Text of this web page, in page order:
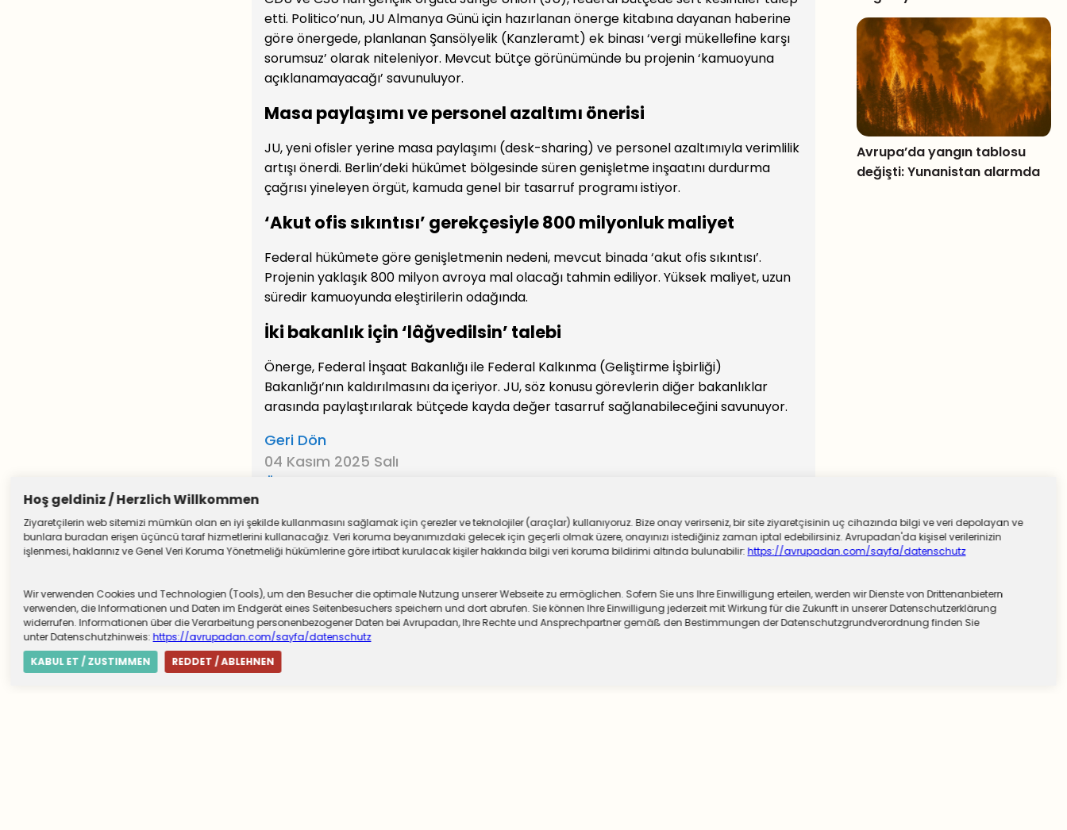
etti. Politico’nun, JU Almanya Günü için hazırlanan önerge kitabına dayanan haberine
göre önergede, planlanan Şansölyelik (Kanzleramt) ek binası ‘vergi mükellefine karşı
sorumsuz’ olarak niteleniyor. Mevcut bütçe görünümünde bu projenin ‘kamuoyuna
açıklanamayacağı’ savunuluyor.
Masa paylaşımı ve personel azaltımı önerisi
JU, yeni ofisler yerine masa paylaşımı (desk-sharing) ve personel azaltımıyla verimlilik
artışı önerdi. Berlin’deki hükûmet bölgesinde süren genişletme inşaatını durdurma
çağrısı yineleyen örgüt, kamuda genel bir tasarruf programı istiyor.
‘Akut ofis sıkıntısı’ gerekçesiyle 800 milyonluk maliyet
Federal hükûmete göre genişletmenin nedeni, mevcut binada ‘akut ofis sıkıntısı’.
Projenin yaklaşık 800 milyon avroya mal olacağı tahmin ediliyor. Yüksek maliyet, uzun
süredir kamuoyunda eleştirilerin odağında.
İki bakanlık için ‘lâğvedilsin’ talebi
Önerge, Federal İnşaat Bakanlığı ile Federal Kalkınma (Geliştirme İşbirliği)
Bakanlığı’nın kaldırılmasını da içeriyor. JU, söz konusu görevlerin diğer bakanlıklar
arasında paylaştırılarak bütçede kayda değer tasarruf sağlanabileceğini savunuyor.
Geri Dön
04 Kasım 2025 Salı
Önceki Yazılar
Avrupa’da yangın tablosu
değişti: Yunanistan alarmda
Hoş geldiniz / Herzlich Willkommen
Ziyaretçilerin web sitemizi mümkün olan en iyi şekilde kullanmasını sağlamak için çerezler ve teknolojiler (araçlar) kullanıyoruz. Bize onay verirseniz, bir site ziyaretçisinin uç cihazında bilgi ve veri depolayan ve
bunlara buradan erişen üçüncü taraf hizmetlerini kullanacağız. Veri koruma beyanımızdaki gelecek için geçerli olmak üzere, onayınızı istediğiniz zaman iptal edebilirsiniz. Avrupadan'da kişisel verilerinizin
işlenmesi, haklarınız ve Genel Veri Koruma Yönetmeliği hükümlerine göre irtibat kurulacak kişiler hakkında bilgi veri koruma bildirimi altında bulunabilir: https://avrupadan.com/sayfa/datenschutz
Wir verwenden Cookies und Technologien (Tools), um den Besucher die optimale Nutzung unserer Webseite zu ermöglichen. Sofern Sie uns Ihre Einwilligung erteilen, werden wir Dienste von Drittenanbietern
verwenden, die Informationen und Daten im Endgerät eines Seitenbesuchers speichern und dort abrufen. Sie können Ihre Einwilligung jederzeit mit Wirkung für die Zukunft in unserer Datenschutzerklärung
widerrufen. Informationen über die Verarbeitung personenbezogener Daten bei Avrupadan, Ihre Rechte und Ansprechpartner gemäß den Bestimmungen der Datenschutzgrundverordnung finden Sie
unter Datenschutzhinweis: https://avrupadan.com/sayfa/datenschutz
KABUL ET / ZUSTIMMEN
REDDET / ABLEHNEN